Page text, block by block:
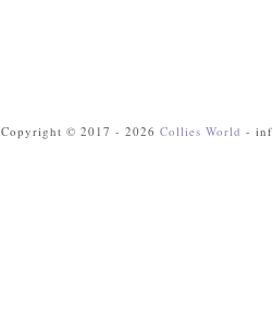
Copyright © 2017 - 2026 Collies World -